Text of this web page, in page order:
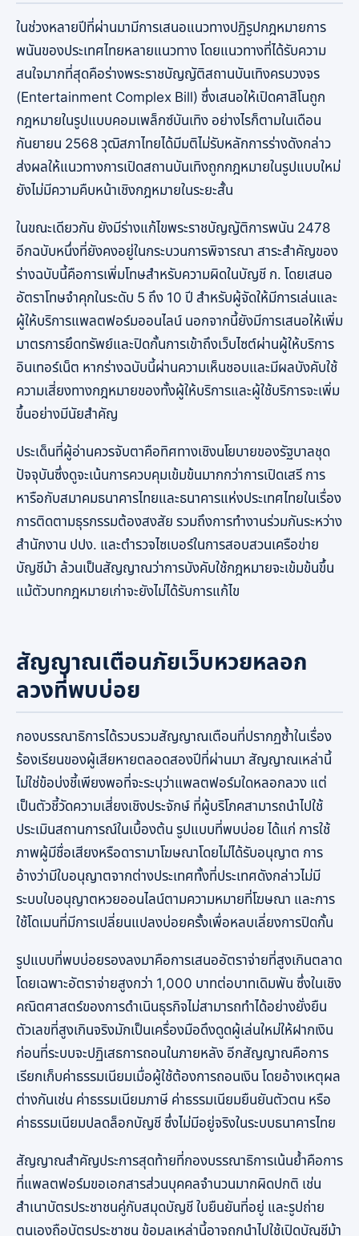
ในช่วงหลายปีที่ผ่านมามีการเสนอแนวทางปฏิรูปกฎหมายการ
พนันของประเทศไทยหลายแนวทาง โดยแนวทางที่ได้รับความ
สนใจมากที่สุดคือร่างพระราชบัญญัติสถานบันเทิงครบวงจร
(Entertainment Complex Bill) ซึ่งเสนอให้เปิดคาสิโนถูก
กฎหมายในรูปแบบคอมเพล็กซ์บันเทิง อย่างไรก็ตามในเดือน
กันยายน 2568 วุฒิสภาไทยได้มีมติไม่รับหลักการร่างดังกล่าว
ส่งผลให้แนวทางการเปิดสถานบันเทิงถูกกฎหมายในรูปแบบใหม่
ยังไม่มีความคืบหน้าเชิงกฎหมายในระยะสั้น
ในขณะเดียวกัน ยังมีร่างแก้ไขพระราชบัญญัติการพนัน 2478
อีกฉบับหนึ่งที่ยังคงอยู่ในกระบวนการพิจารณา สาระสำคัญของ
ร่างฉบับนี้คือการเพิ่มโทษสำหรับความผิดในบัญชี ก. โดยเสนอ
อัตราโทษจำคุกในระดับ 5 ถึง 10 ปี สำหรับผู้จัดให้มีการเล่นและ
ผู้ให้บริการแพลตฟอร์มออนไลน์ นอกจากนี้ยังมีการเสนอให้เพิ่ม
มาตรการยึดทรัพย์และปิดกั้นการเข้าถึงเว็บไซต์ผ่านผู้ให้บริการ
อินเทอร์เน็ต หากร่างฉบับนี้ผ่านความเห็นชอบและมีผลบังคับใช้
ความเสี่ยงทางกฎหมายของทั้งผู้ให้บริการและผู้ใช้บริการจะเพิ่ม
ขึ้นอย่างมีนัยสำคัญ
ประเด็นที่ผู้อ่านควรจับตาคือทิศทางเชิงนโยบายของรัฐบาลชุด
ปัจจุบันซึ่งดูจะเน้นการควบคุมเข้มข้นมากกว่าการเปิดเสรี การ
หารือกับสมาคมธนาคารไทยและธนาคารแห่งประเทศไทยในเรื่อง
การติดตามธุรกรรมต้องสงสัย รวมถึงการทำงานร่วมกันระหว่าง
สำนักงาน ปปง. และตำรวจไซเบอร์ในการสอบสวนเครือข่าย
บัญชีม้า ล้วนเป็นสัญญาณว่าการบังคับใช้กฎหมายจะเข้มข้นขึ้น
แม้ตัวบทกฎหมายเก่าจะยังไม่ได้รับการแก้ไข
สัญญาณเตือนภัยเว็บหวยหลอก
ลวงที่พบบ่อย
กองบรรณาธิการได้รวบรวมสัญญาณเตือนที่ปรากฏซ้ำในเรื่อง
ร้องเรียนของผู้เสียหายตลอดสองปีที่ผ่านมา สัญญาณเหล่านี้
ไม่ใช่ข้อบ่งชี้เพียงพอที่จะระบุว่าแพลตฟอร์มใดหลอกลวง แต่
เป็นตัวชี้วัดความเสี่ยงเชิงประจักษ์ ที่ผู้บริโภคสามารถนำไปใช้
ประเมินสถานการณ์ในเบื้องต้น รูปแบบที่พบบ่อย ได้แก่ การใช้
ภาพผู้มีชื่อเสียงหรือดารามาโฆษณาโดยไม่ได้รับอนุญาต การ
อ้างว่ามีใบอนุญาตจากต่างประเทศทั้งที่ประเทศดังกล่าวไม่มี
ระบบใบอนุญาตหวยออนไลน์ตามความหมายที่โฆษณา และการ
ใช้โดเมนที่มีการเปลี่ยนแปลงบ่อยครั้งเพื่อหลบเลี่ยงการปิดกั้น
รูปแบบที่พบบ่อยรองลงมาคือการเสนออัตราจ่ายที่สูงเกินตลาด
โดยเฉพาะอัตราจ่ายสูงกว่า 1,000 บาทต่อบาทเดิมพัน ซึ่งในเชิง
คณิตศาสตร์ของการดำเนินธุรกิจไม่สามารถทำได้อย่างยั่งยืน
ตัวเลขที่สูงเกินจริงมักเป็นเครื่องมือดึงดูดผู้เล่นใหม่ให้ฝากเงิน
ก่อนที่ระบบจะปฏิเสธการถอนในภายหลัง อีกสัญญาณคือการ
เรียกเก็บค่าธรรมเนียมเมื่อผู้ใช้ต้องการถอนเงิน โดยอ้างเหตุผล
ต่างกันเช่น ค่าธรรมเนียมภาษี ค่าธรรมเนียมยืนยันตัวตน หรือ
ค่าธรรมเนียมปลดล็อกบัญชี ซึ่งไม่มีอยู่จริงในระบบธนาคารไทย
สัญญาณสำคัญประการสุดท้ายที่กองบรรณาธิการเน้นย้ำคือการ
ที่แพลตฟอร์มขอเอกสารส่วนบุคคลจำนวนมากผิดปกติ เช่น
สำเนาบัตรประชาชนคู่กับสมุดบัญชี ใบยืนยันที่อยู่ และรูปถ่าย
ตนเองถือบัตรประชาชน ข้อมูลเหล่านี้อาจถูกนำไปใช้เปิดบัญชีม้า